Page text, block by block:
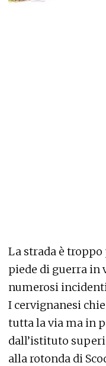
La strada è
piede di guerra in
numerosi
I cervignanesi
tutta la via ma in
dall’istituto
alla rotonda di